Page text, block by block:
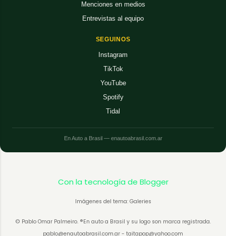
Menciones en medios
Entrevistas al equipo
SEGUINOS
Instagram
TikTok
YouTube
Spotify
Tidal
En Auto a Brasil — enautoabrasil.com.ar
Con la tecnología de Blogger
Imágenes del tema: Galeries
© Pablo Omar Palmeiro. ®En auto a Brasil y su logo son marca registrada.
pablo@enautoabrasil.com.ar - taitapop@yahoo.com